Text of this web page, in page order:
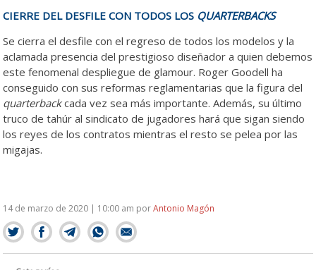
CIERRE DEL DESFILE CON TODOS LOS QUARTERBACKS
Se cierra el desfile con el regreso de todos los modelos y la
aclamada presencia del prestigioso diseñador a quien debemos
este fenomenal despliegue de glamour. Roger Goodell ha
conseguido con sus reformas reglamentarias que la figura del
quarterbackcada vez sea más importante. Además, su último
truco de tahúr al sindicato de jugadores hará que sigan siendo
los reyes de los contratos mientras el resto se pelea por las
migajas.
14 de marzo de 2020 | 10:00 am porAntonio Magón